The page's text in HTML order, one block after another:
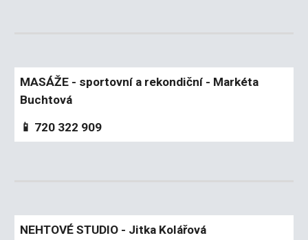
MASÁŽE - sportovní a rekondiční - Markéta
Buchtová
📱 720 322 909
NEHTOVÉ STUDIO - Jitka Kolářová